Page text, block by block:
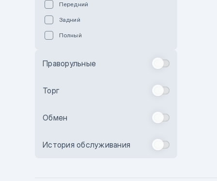
Бежевый
Комбинированный
Передний
Задний
Полный
Праворульные
Торг
Обмен
История обслуживания